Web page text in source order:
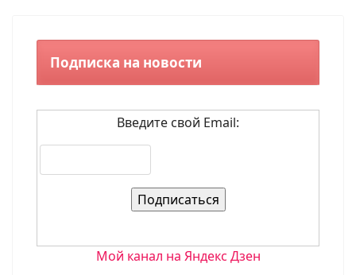
Подписка на новости
Введите свой Email:
Мой канал на Яндекс Дзен